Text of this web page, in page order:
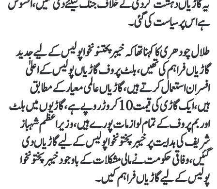
یہ گاڑیاں دہشت گردی کے خلاف جنگ کیلئے دی گئیں ،افسوس
ہے اس پر سیاست کی گئی۔
طلال چودھری کا کہنا تھا کہ خیبرپختنونخوا پولیس کےلیے جدید
گاڑیاں فراہم کی تھیں، بلٹ پروف گاڑیاں پولیس کے اعلیٰ
افسران استعمال کرتے ہیں، گاڑیاں عالمی معیار کے مطابق
ہیں،ایک گاڑی کی قیمت 10 کروڑ روپے ہے،گاڑیوں میں بلٹ
اور بم پروف کے تمام لوازمات پورے ہیں، وزیر اعظم شہباز
شریف کی ہدایت پر خیبر پختونخوا پولیس کےلیے گاڑیاں دی
گئیں، وفاقی حکومت نے مالی مشکلات کے باوجود خیبر پختونخوا
پولیس کےلیےگاڑیاں فراہم کیں۔